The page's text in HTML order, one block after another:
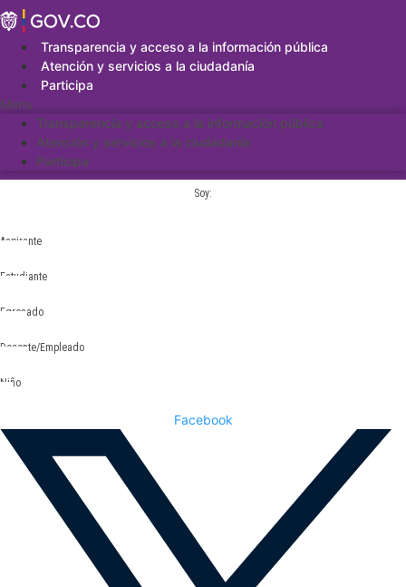
Saltar
al
contenidoTransparencia y acceso a la información pública
Atención y servicios a la ciudadanía
Participa
Menu
Transparencia y acceso a la información pública
Atención y servicios a la ciudadanía
Participa
Soy:
Aspirante
Estudiante
Egresado
Docente/Empleado
Niño
Facebook